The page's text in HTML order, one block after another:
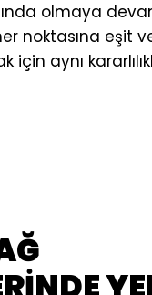
olmaya
noktasına eşit
için aynı